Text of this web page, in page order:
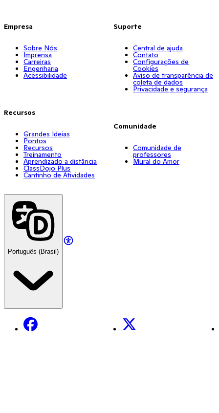
Empresa
Sobre Nós
Imprensa
Carreiras
Engenharia
Acessibilidade
Recursos
Grandes Ideias
Pontos
Recursos
Treinamento
Aprendizado a distância
ClassDojo Plus
Cantinho de Atividades
Suporte
Central de ajuda
Contato
Configurações de
Cookies
Aviso de transparência de
coleta de dados
Privacidade e segurança
Comunidade
Comunidade de
professores
Mural do Amor
Português (Brasil)
Facebook X